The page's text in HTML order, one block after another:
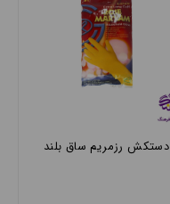
دستکش رزمریم ساق بلند